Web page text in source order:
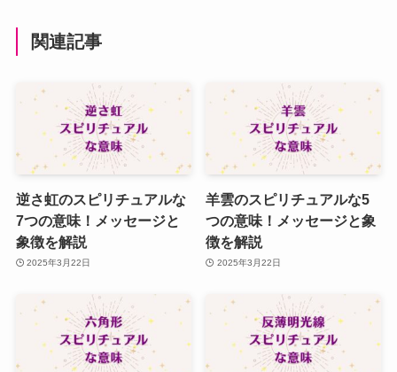
関連記事
逆さ虹のスピリチュアルな
7つの意味！メッセージと
象徴を解説
2025年3月22日
羊雲のスピリチュアルな5
つの意味！メッセージと象
徴を解説
2025年3月22日